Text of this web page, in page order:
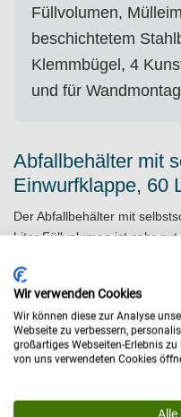
Füllvolumen,
beschichtetem
Klemmbügel, 4
und für
Abfallbehälter mit
Einwurfklappe, 60
Der Abfallbehälter mit
Liter Füllvolumen ist sehr
etc. Das Oberteil ist zwecks
abnehmbar, und der
sicheren Halt des
empfehlen ist. Der
dicht schließenden
Oberteil – ist sowohl
Wir verwenden Cookies
Wir können diese zur Analyse
Webseite zu verbessern,
großartiges Webseiten-Erlebnis
von uns verwendeten Cookies
Alle